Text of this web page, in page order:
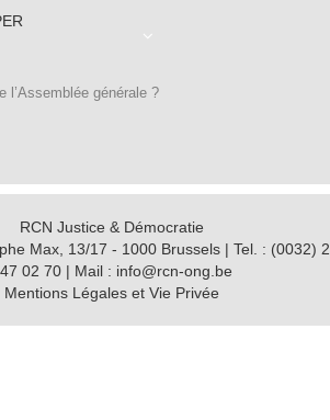
l’Assemblée générale ?
RCN Justice & Démocratie
Max, 13/17 - 1000 Brussels | Tel. : (0032) 2
02 70 | Mail : info@rcn-ong.be
Mentions Légales et Vie Privée